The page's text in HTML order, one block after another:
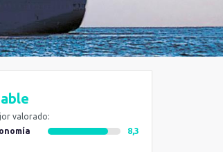
valorado:
8,3